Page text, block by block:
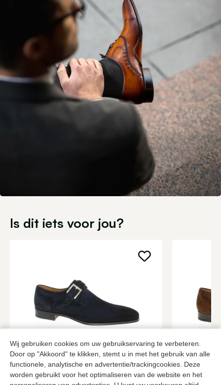
Wij gebruiken cookies om uw gebruikservaring te verbeteren.
Door op "Akkoord" te klikken, stemt u in met het gebruik van alle
functionele, analytische en advertentie/trackingcookies. Deze
worden gebruikt voor het optimaliseren van de website en het
Is dit iets voor jou?
Magnanni
Blauwe gespschoenen heren
3 kleuren
Cognac